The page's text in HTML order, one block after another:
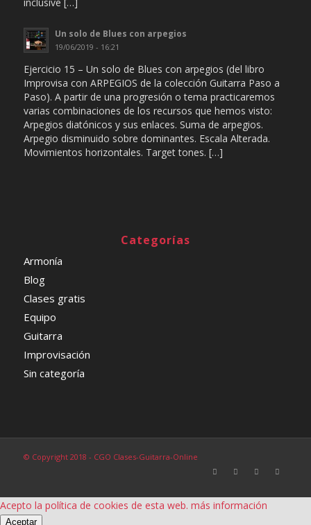
Un solo de Blues con arpegios
19/06/2019 - 16:21
Ejercicio 15 – Un solo de Blues con arpegios (del libro
Improvisa con ARPEGIOS de la colección Guitarra Paso a
Paso). A partir de una progresión o tema practicaremos
varias combinaciones de los recursos que hemos visto:
Arpegios diatónicos y sus enlaces. Suma de arpegios.
Arpegio disminuido sobre dominantes. Escala Alterada.
Movimientos horizontales. Target tones. […]
Categorías
Armonía
Blog
Clases gratis
Equipo
Guitarra
Improvisación
Sin categoría
© Copyright 2018 - CGO Clases-Guitarra-Online
Acepto la política de cookies de esta web. más información
Aceptar